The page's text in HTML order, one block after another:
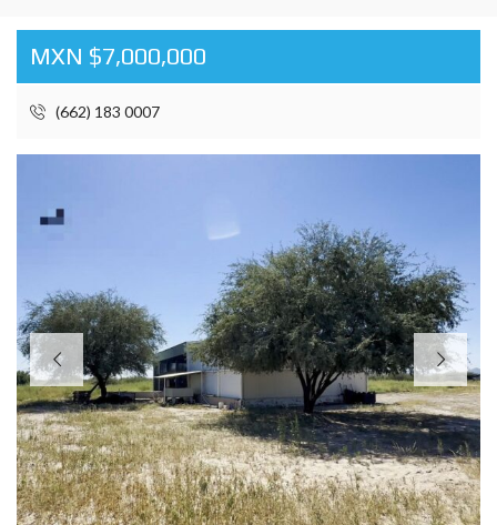
MXN $7,000,000
(662) 183 0007